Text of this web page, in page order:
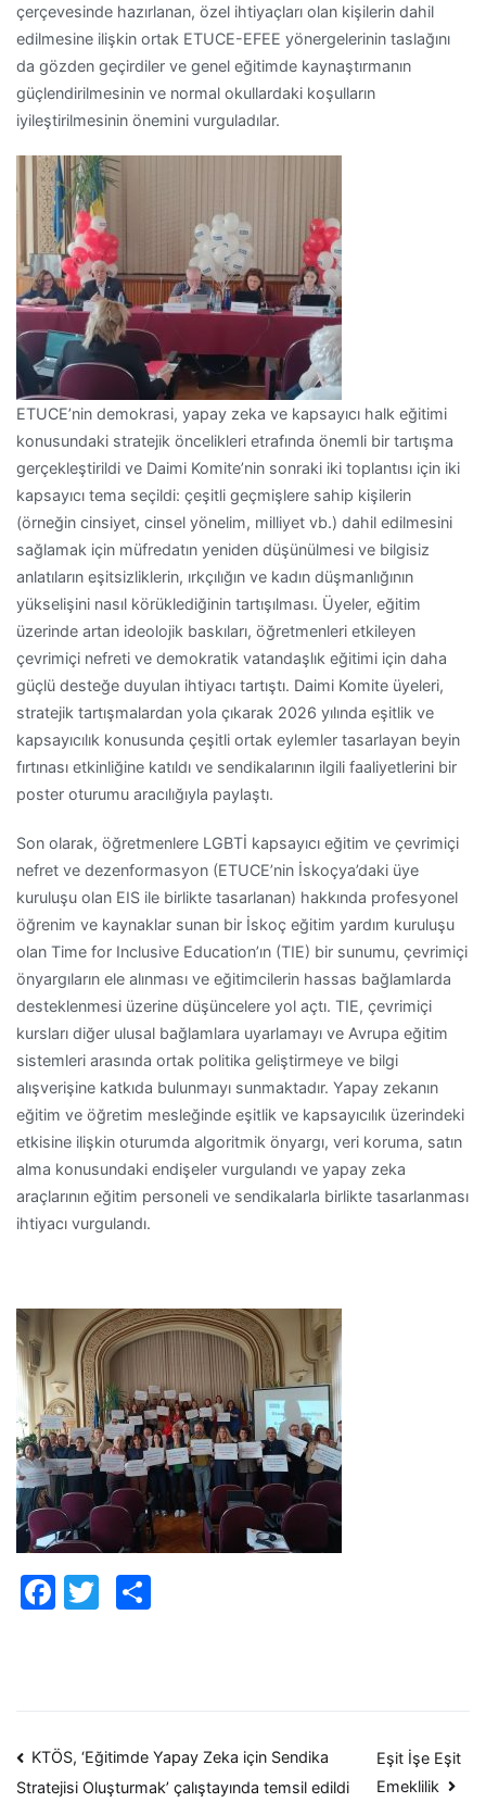
çerçevesinde hazırlanan, özel ihtiyaçları olan kişilerin dahil
edilmesine ilişkin ortak ETUCE-EFEE yönergelerinin taslağını
da gözden geçirdiler ve genel eğitimde kaynaştırmanın
güçlendirilmesinin ve normal okullardaki koşulların
iyileştirilmesinin önemini vurguladılar.
ETUCE’nin demokrasi, yapay zeka ve kapsayıcı halk eğitimi
konusundaki stratejik öncelikleri etrafında önemli bir tartışma
gerçekleştirildi ve Daimi Komite’nin sonraki iki toplantısı için iki
kapsayıcı tema seçildi: çeşitli geçmişlere sahip kişilerin
(örneğin cinsiyet, cinsel yönelim, milliyet vb.) dahil edilmesini
sağlamak için müfredatın yeniden düşünülmesi ve bilgisiz
anlatıların eşitsizliklerin, ırkçılığın ve kadın düşmanlığının
yükselişini nasıl körüklediğinin tartışılması. Üyeler, eğitim
üzerinde artan ideolojik baskıları, öğretmenleri etkileyen
çevrimiçi nefreti ve demokratik vatandaşlık eğitimi için daha
güçlü desteğe duyulan ihtiyacı tartıştı. Daimi Komite üyeleri,
stratejik tartışmalardan yola çıkarak 2026 yılında eşitlik ve
kapsayıcılık konusunda çeşitli ortak eylemler tasarlayan beyin
fırtınası etkinliğine katıldı ve sendikalarının ilgili faaliyetlerini bir
poster oturumu aracılığıyla paylaştı.
Son olarak, öğretmenlere LGBTİ kapsayıcı eğitim ve çevrimiçi
nefret ve dezenformasyon (ETUCE’nin İskoçya’daki üye
kuruluşu olan EIS ile birlikte tasarlanan) hakkında profesyonel
öğrenim ve kaynaklar sunan bir İskoç eğitim yardım kuruluşu
olan Time for Inclusive Education’ın (TIE) bir sunumu, çevrimiçi
önyargıların ele alınması ve eğitimcilerin hassas bağlamlarda
desteklenmesi üzerine düşüncelere yol açtı. TIE, çevrimiçi
kursları diğer ulusal bağlamlara uyarlamayı ve Avrupa eğitim
sistemleri arasında ortak politika geliştirmeye ve bilgi
alışverişine katkıda bulunmayı sunmaktadır. Yapay zekanın
eğitim ve öğretim mesleğinde eşitlik ve kapsayıcılık üzerindeki
etkisine ilişkin oturumda algoritmik önyargı, veri koruma, satın
alma konusundaki endişeler vurgulandı ve yapay zeka
araçlarının eğitim personeli ve sendikalarla birlikte tasarlanması
ihtiyacı vurgulandı.
Facebook
Twitter
Yazı
KTÖS, ‘Eğitimde Yapay Zeka için Sendika
Stratejisi Oluşturmak’ çalıştayında temsil edildi
Eşit İşe Eşit
Emeklilik